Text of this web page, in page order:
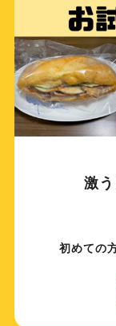
激
初めての